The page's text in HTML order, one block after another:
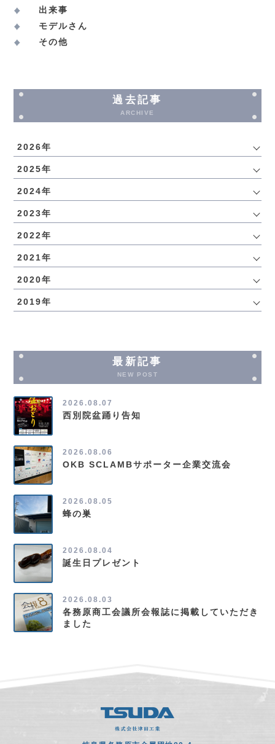
出来事
モデルさん
その他
過去記事
ARCHIVE
2026年
2025年
2024年
2023年
2022年
2021年
2020年
2019年
最新記事
NEW POST
2026.08.07
西別院盆踊り告知
2026.08.06
OKB SCLAMBサポーター企業交流会
2026.08.05
蜂の巣
2026.08.04
誕生日プレゼント
2026.08.03
各務原商工会議所会報誌に掲載していただき
ました